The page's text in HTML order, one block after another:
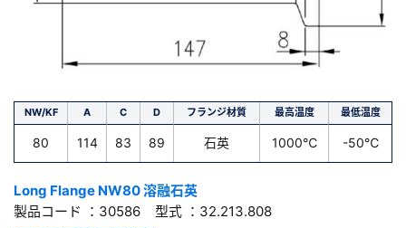
NW/KF A C D フランジ材質 最高温度 最低温度
80 114 83 89 石英 1000℃ -50℃
Long Flange NW80 溶融石英
製品コード ：30586 型式 ：32.213.808